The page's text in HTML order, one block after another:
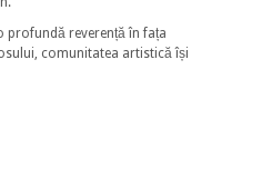
profundă reverență în fața
comunitatea artistică își